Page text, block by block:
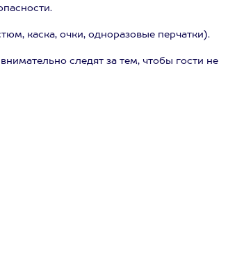
каска, очки, одноразовые перчатки).
следят за тем, чтобы гости не